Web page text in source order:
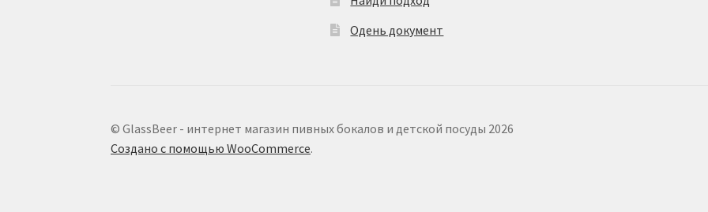
Одень документ
© GlassBeer - интернет магазин пивных бокалов и детской посуды 2026
Создано с помощью WooCommerce.